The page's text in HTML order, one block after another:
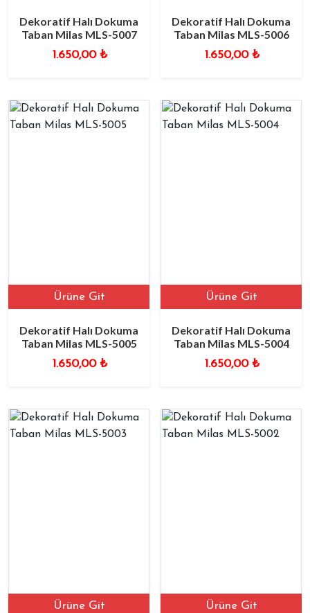
Dekoratif Halı Dokuma
Taban Milas MLS-5007
1.650,00 ₺
Dekoratif Halı Dokuma
Taban Milas MLS-5006
1.650,00 ₺
Ürüne Git
Dekoratif Halı Dokuma
Taban Milas MLS-5005
1.650,00 ₺
Ürüne Git
Dekoratif Halı Dokuma
Taban Milas MLS-5004
1.650,00 ₺
Ürüne Git Ürüne Git